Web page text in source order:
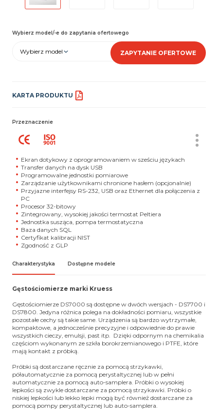
Wybierz model/-e do zapytania ofertowego
Wybierz model ZAPYTANIE OFERTOWE
KARTA PRODUKTU
Przeznaczenie
Ekran dotykowy z oprogramowaniem w sześciu językach
Transfer danych na dysk USB
Programowalne jednostki pomiarowe
Zarządzanie użytkownikami chronione hasłem (opcjonalnie)
Przyjazne interfejsy RS-232, USB oraz Ethernet dla połączenia z
PC
Procesor 32-bitowy
Zintegrowany, wysokiej jakości termostat Peltiera
Jednostka susząca, pompa termostatyczna
Baza danych SQL
Certyfikat kalibracji NIST
Zgodność z GLP
Charakterystyka Dostępne modele
Gęstościomierze marki Kruess
Gęstościomierze DS7000 są dostępne w dwóch wersjach - DS7700 i
DS7800. Jedyna różnica polega na dokładności pomiaru, wszystkie
pozostałe cechy są takie same. Urządzenia są bardzo wytrzymałe,
kompaktowe, a jednocześnie precyzyjne i odpowiednie do prawie
wszystkich cieczy, emulsji, past itp. Dzięki odpornym na chemikalia
częściom wykonanym ze szkła borokrzemianowego i PTFE, które
mają kontakt z próbką.
Próbki są dostarczane ręcznie za pomocą strzykawki,
półautomatycznie za pomocą perystaltycznej lub w pełni
automatycznie za pomocą auto-samplera. Próbki o wysokiej
lepkości są zwykle dostarczane za pomocą strzykawki. Próbki o
niskiej lepkości lub lekko lepki mogą być również dostarczane za
pomocą pompy perystaltycznej lub auto-samplera.